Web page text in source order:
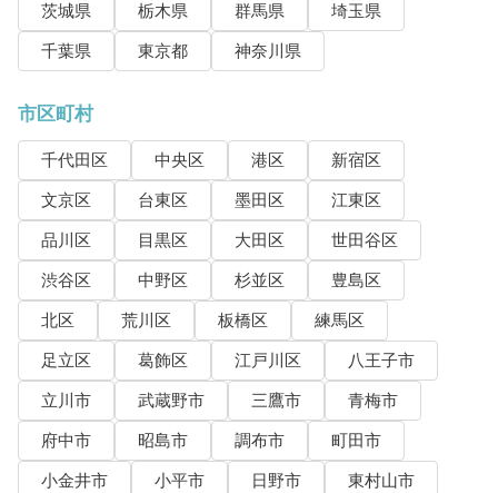
茨城県 栃木県 群馬県
埼玉県
千葉県
東京都 神奈川県
市区町村
千代田区 中央区 港区
新宿区
文京区
台東区 墨田区
江東区
品川区
目黒区 大田区
世田谷区
渋谷区
中野区 杉並区
豊島区
北区
荒川区 板橋区
練馬区
足立区
葛飾区 江戸川区
八王子市
立川市
武蔵野市 三鷹市
青梅市
府中市
昭島市 調布市
町田市
小金井市
小平市 日野市
東村山市